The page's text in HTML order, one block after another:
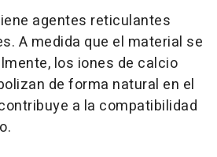
agentes reticulantes
A medida que el material se
los iones de calcio
de forma natural en el
a la compatibilidad